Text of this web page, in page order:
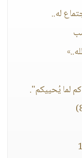
له..
لما يُحييكم".